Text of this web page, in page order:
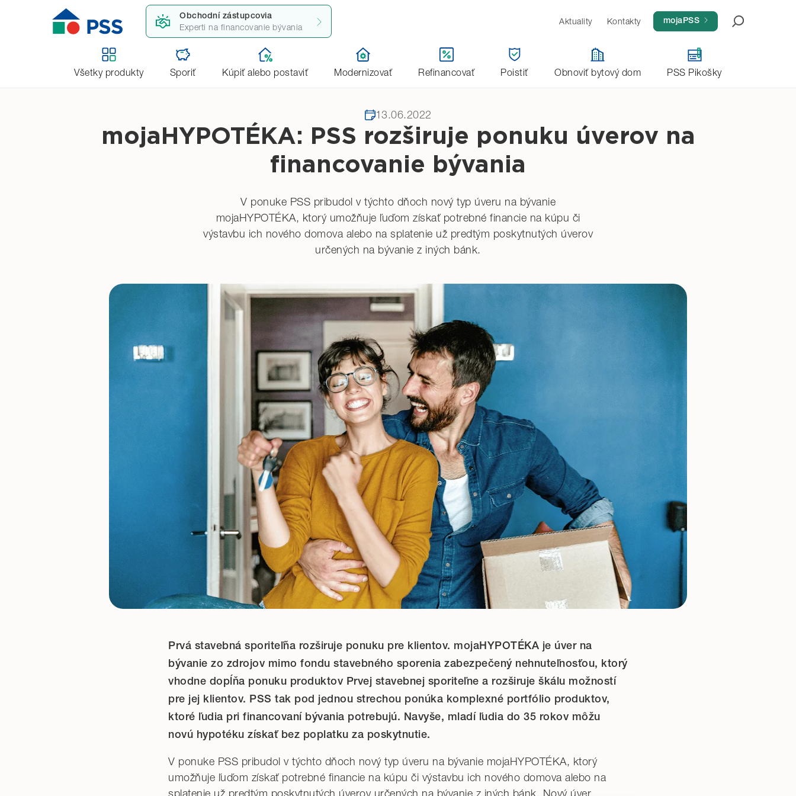
Obchodní zástupcovia
Experti na financovanie bývania
Aktuality Kontakty Aktivovať konto
mojaPSS
Všetky produkty Sporiť Kúpiť alebo postaviť Modernizovať Refinancovať Poistiť Obnoviť bytový dom PSS Pikošky
Úvod mojaHYPOTÉKA: PSS rozširuje ponuku úverov na financovanie bývania
13.06.2022
mojaHYPOTÉKA: PSS rozširuje ponuku úverov na
financovanie bývania
V ponuke PSS pribudol v týchto dňoch nový typ úveru na bývanie
mojaHYPOTÉKA, ktorý umožňuje ľuďom získať potrebné financie na kúpu či
výstavbu ich nového domova alebo na splatenie už predtým poskytnutých úverov
určených na bývanie z iných bánk.
Prvá stavebná sporiteľňa rozširuje ponuku pre klientov. mojaHYPOTÉKA je úver na
bývanie zo zdrojov mimo fondu stavebného sporenia zabezpečený nehnuteľnosťou, ktorý
vhodne dopĺňa ponuku produktov Prvej stavebnej sporiteľne a rozširuje škálu možností
pre jej klientov. PSS tak pod jednou strechou ponúka komplexné portfólio produktov,
ktoré ľudia pri financovaní bývania potrebujú. Navyše, mladí ľudia do 35 rokov môžu
novú hypotéku získať bez poplatku za poskytnutie.
V ponuke PSS pribudol v týchto dňoch nový typ úveru na bývanie mojaHYPOTÉKA, ktorý
umožňuje ľuďom získať potrebné financie na kúpu či výstavbu ich nového domova alebo na
splatenie už predtým poskytnutých úverov určených na bývanie z iných bánk. Nový úver